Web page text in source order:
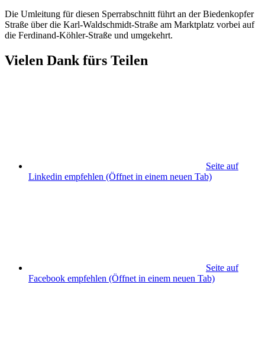
Die Umleitung für diesen Sperrabschnitt führt an der Biedenkopfer
Straße über die Karl-Waldschmidt-Straße am Marktplatz vorbei auf
die Ferdinand-Köhler-Straße und umgekehrt.
Vielen Dank fürs Teilen
Seite auf
Linkedin empfehlen (Öffnet in einem neuen Tab)
Seite auf
Facebook empfehlen (Öffnet in einem neuen Tab)